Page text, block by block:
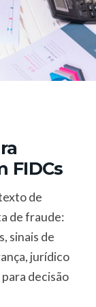
FIDCs
de
de fraude:
sinais de
jurídico
decisão